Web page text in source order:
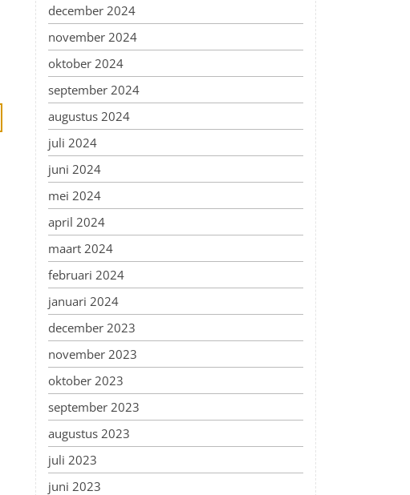
december 2024
november 2024
oktober 2024
september 2024
augustus 2024
juli 2024
juni 2024
mei 2024
april 2024
maart 2024
februari 2024
januari 2024
december 2023
november 2023
oktober 2023
september 2023
augustus 2023
juli 2023
juni 2023